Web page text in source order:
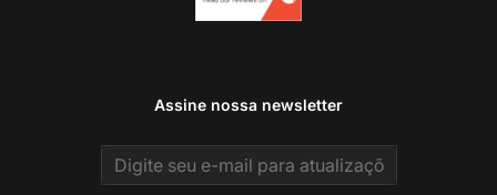
Assine nossa newsletter
Email address